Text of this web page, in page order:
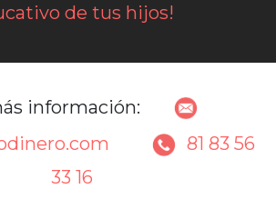
de tus hijos!
información:
81 83 56
33 16